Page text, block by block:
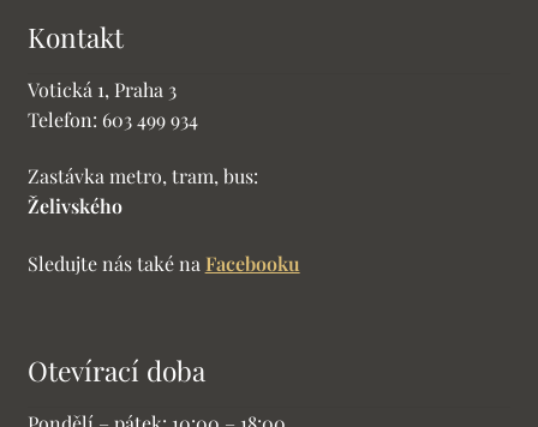
Kontakt
Votická 1, Praha 3
Telefon: 603 499 934
Zastávka metro, tram, bus:
Želivského
Sledujte nás také na Facebooku
Otevírací doba